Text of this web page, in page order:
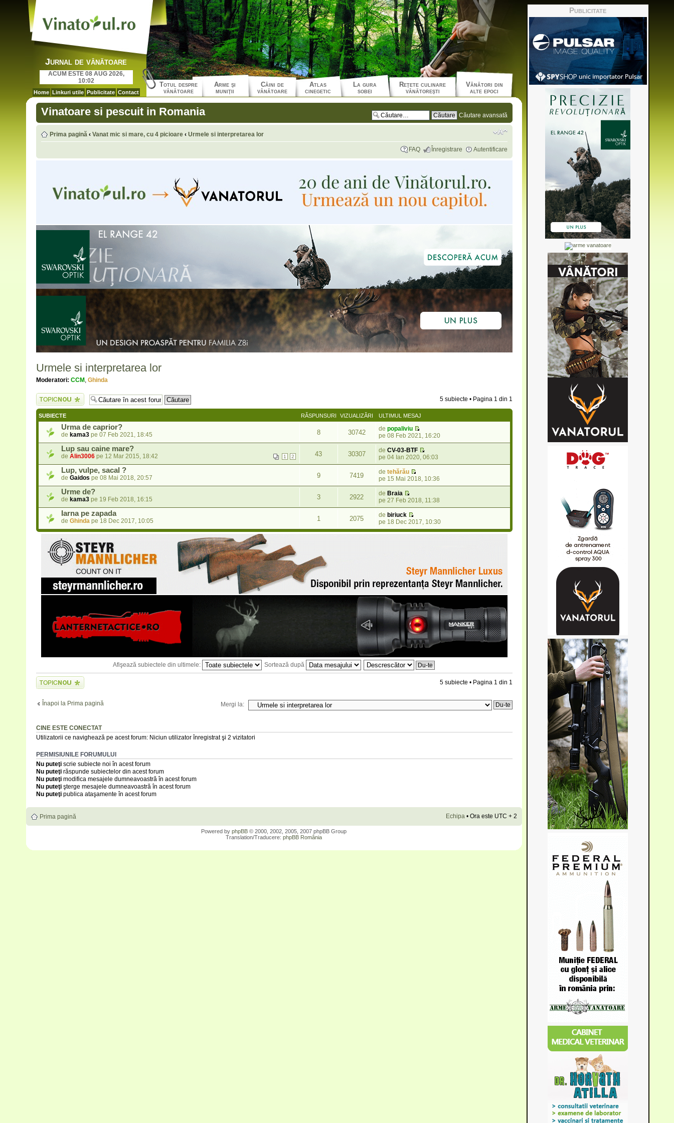
Jurnal de vânătoare
ACUM ESTE 08 AUG 2026,
10:02
Home Linkuri utile Publicitate Contact
Totul despre
vânătoare
Arme şi
muniţii
Câini de
vânătoare
Atlas
cinegetic
La gura
sobei
Reţete culinare
vânătoreşti
Vânători din
alte epoci
Vinatoare si pescuit in Romania Căutare avansată
Prima pagină ‹ Vanat mic si mare, cu 4 picioare ‹ Urmele si interpretarea lor
FAQ Înregistrare Autentificare
Urmele si interpretarea lor
Moderatori: CCM , Ghinda
Scrie un subiect
nou
5 subiecte • Pagina 1 din 1
SUBIECTE RĂSPUNSURI VIZUALIZĂRI ULTIMUL MESAJ
Urma de caprior?
de kama3pe 07 Feb 2021, 18:45 8 30742 de popaliviu
pe 08 Feb 2021, 16:20
Lup sau caine mare?
1 2
de Alin3006pe 12 Mar 2015, 18:42 43 30307 de CV-03-BTF
pe 04 Ian 2020, 06:03
Lup, vulpe, sacal ?
de Gaidos pe 08 Mai 2018, 20:57 9 7419 de tehărău
pe 15 Mai 2018, 10:36
Urme de?
de kama3pe 19 Feb 2018, 16:15 3 2922 de Braia
pe 27 Feb 2018, 11:38
Iarna pe zapada
de Ghindape 18 Dec 2017, 10:05 1 2075 de biriuck
pe 18 Dec 2017, 10:30
Afişează subiectele din ultimele: Sortează după
Scrie un subiect
nou
5 subiecte • Pagina 1 din 1
Înapoi la Prima pagină Mergi la:
CINE ESTE CONECTAT
Utilizatorii ce navighează pe acest forum: Niciun utilizator înregistrat şi 2 vizitatori
PERMISIUNILE FORUMULUI
Nu puteţiscrie subiecte noi în acest forum
Nu puteţirăspunde subiectelor din acest forum
Nu puteţimodifica mesajele dumneavoastră în acest forum
Nu puteţişterge mesajele dumneavoastră în acest forum
Nu puteţipublica ataşamente în acest forum
Prima pagină Echipa• Ora este UTC + 2
Powered by phpBB © 2000, 2002, 2005, 2007 phpBB Group
Translation/Traducere: phpBB România
Publicitate